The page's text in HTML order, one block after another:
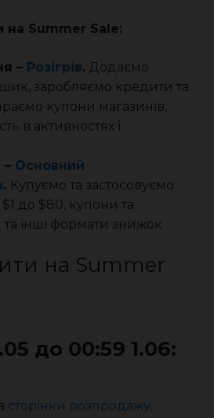
на Summer Sale:
– Розігрів. Додаємо
заробляємо кредити та
купони магазинів,
в активностях і
– Основний
. Купуємо та застосовуємо
до $80, купони та
інші формати знижок
на Summer
до 00:59 1.06:
сторінки розпродажу,